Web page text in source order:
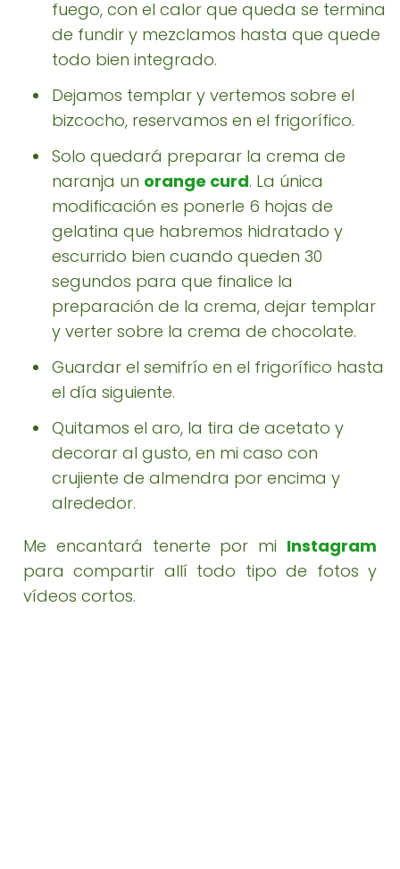
fuego, con el calor que queda se termina
de fundir y mezclamos hasta que quede
todo bien integrado.
Dejamos templar y vertemos sobre el
bizcocho, reservamos en el frigorífico.
Solo quedará preparar la crema de
naranja un orange curd. La única
modificación es ponerle 6 hojas de
gelatina que habremos hidratado y
escurrido bien cuando queden 30
segundos para que finalice la
preparación de la crema, dejar templar
y verter sobre la crema de chocolate.
Guardar el semifrío en el frigorífico hasta
el día siguiente.
Quitamos el aro, la tira de acetato y
decorar al gusto, en mi caso con
crujiente de almendra por encima y
alrededor.
Me encantará tenerte por mi Instagram
para compartir allí todo tipo de fotos y
vídeos cortos.